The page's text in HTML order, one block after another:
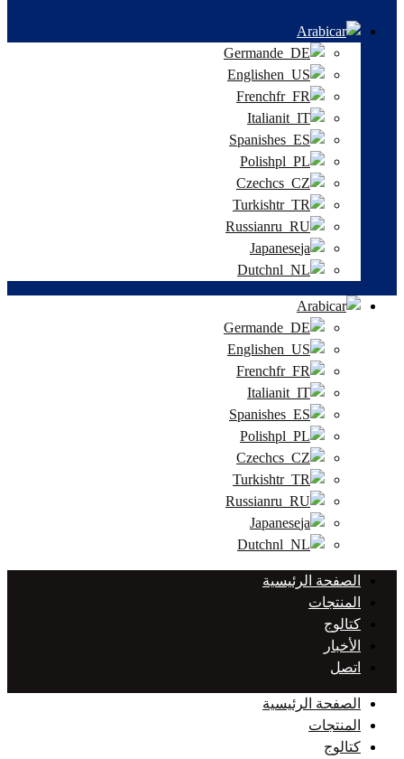
Arabic
German
English
French
Italian
Spanish
Polish
Czech
Turkish
Russian
Japanese
Dutch
Arabic
German
English
French
Italian
Spanish
Polish
Czech
Turkish
Russian
Japanese
Dutch
الصفحة الرئيسية
المنتجات
كتالوج
الأخبار
اتصل
الصفحة الرئيسية
المنتجات
كتالوج